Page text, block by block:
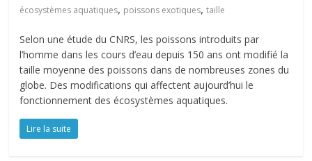
écosystèmes aquatiques, poissons exotiques,taille
Selon une étude du CNRS, les poissons introduits par
l’homme dans les cours d’eau depuis 150 ans ont modifié la
taille moyenne des poissons dans de nombreuses zones du
globe. Des modifications qui affectent aujourd’hui le
fonctionnement des écosystèmes aquatiques.
Lire la suite